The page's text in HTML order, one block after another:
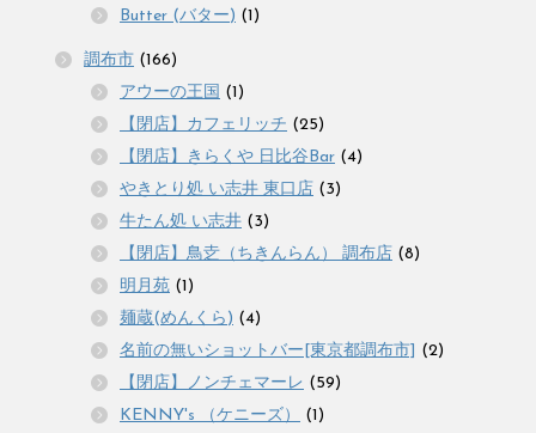
Butter (バター) (1)
調布市 (166)
アウーの王国 (1)
【閉店】カフェリッチ (25)
【閉店】きらくや 日比谷Bar (4)
やきとり処 い志井 東口店 (3)
牛たん処 い志井 (3)
【閉店】鳥赱（ちきんらん） 調布店 (8)
明月苑 (1)
麺蔵(めんくら) (4)
名前の無いショットバー[東京都調布市]
(2)
【閉店】ノンチェマーレ (59)
KENNY's （ケニーズ）
(1)